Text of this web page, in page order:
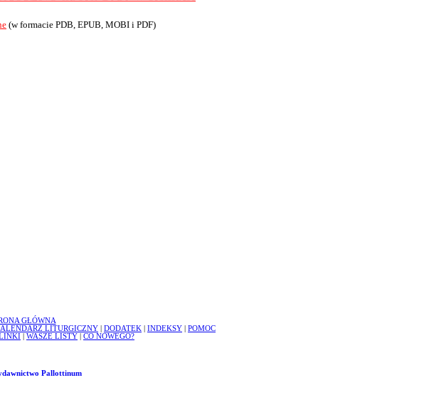
(w formacie PDB, EPUB, MOBI i PDF)
GŁÓWNA
LITURGICZNY DODATEK INDEKSY
POMOC
WASZE LISTY CO NOWEGO?
Pallottinum